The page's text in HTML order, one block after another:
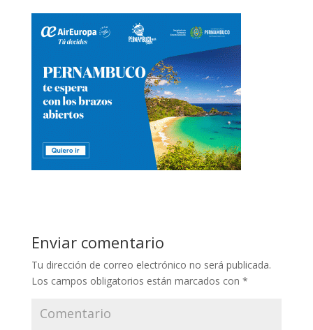
Enviar comentario
Tu dirección de correo electrónico no será publicada.
Los campos obligatorios están marcados con *